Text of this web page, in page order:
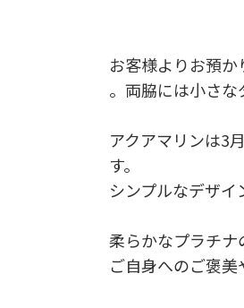
お客様よりお預
。両脇には小さな
アクアマリンは3
す。
シンプルなデザ
柔らかなプラチナ
ご自身へのご褒美